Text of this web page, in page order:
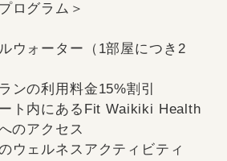
ログラム＞
ウォーター（1部屋につき2
ンの利用料金15%割引
ト内にあるFit Waikiki Health
のアクセス
ウェルネスアクティビティ